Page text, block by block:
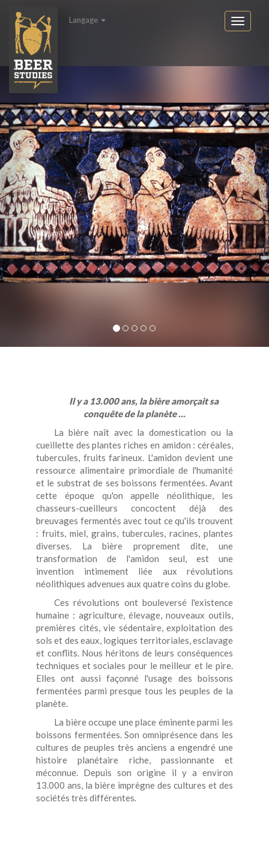
Langage
Il y a 13.000 ans, la bière amorçait sa
conquête de la planète ...
La bière naît avec la domestication ou la
cueillette des plantes riches en amidon : céréales,
tubercules, fruits farineux. L'amidon devient une
ressource alimentaire primordiale de l'humanité
et le substrat de ses boissons fermentées. Avant
cette époque qu'on appelle néolithique, les
chasseurs-cueilleurs concoctent déjà des
breuvages fermentés avec tout ce qu'ils trouvent
: fruits, miel, grains, tubercules, racines, plantes
diverses. La bière proprement dite, une
transformation de l'amidon seul, est une
invention intimement liée aux révolutions
néolithiques advenues aux quatre coins du globe.
Ces révolutions ont bouleversé l'existence
humaine : agriculture, élevage, nouveaux outils,
premières cités, vie sédentaire, exploitation des
sols et des eaux, logiques territoriales, esclavage
et conflits. Nous héritons de leurs conséquences
techniques et sociales pour le meilleur et le pire.
Elles ont aussi façonné l'usage des boissons
fermentées parmi presque tous les peuples de la
planète.
La bière occupe une place éminente parmi les
boissons fermentées. Son omniprésence dans les
cultures de peuples très anciens a engendré une
histoire planétaire riche, passionnante et
méconnue. Depuis son origine il y a environ
13.000 ans, la bière imprègne des cultures et des
sociétés très différentes.